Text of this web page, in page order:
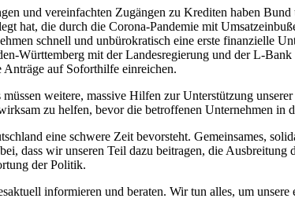
und vereinfachten Zugängen zu Krediten haben
hat, die durch die Corona-Pandemie mit
schnell und unbürokratisch eine erste finanzielle
Württemberg mit der Landesregierung und der L-
Anträge auf Soforthilfe einreichen.
weitere, massive Hilfen zur Unterstützung
zu helfen, bevor die betroffenen Unternehmen in
eine schwere Zeit bevorsteht. Gemeinsames,
dass wir unseren Teil dazu beitragen, die
der Politik.
informieren und beraten. Wir tun alles, um